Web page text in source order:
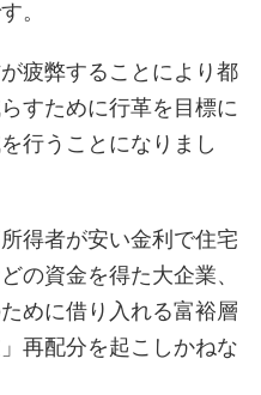
。
疲弊することにより都
すために行革を目標に
行うことになりまし
得者が安い金利で住宅
の資金を得た大企業、
めに借り入れる富裕層
再配分を起こしかねな